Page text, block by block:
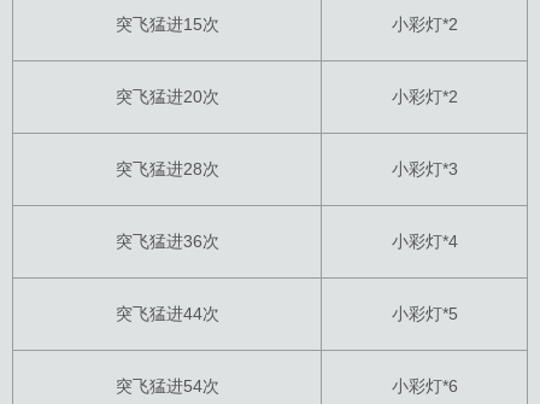
突飞猛进15次 小彩灯*2
突飞猛进20次 小彩灯*2
突飞猛进28次 小彩灯*3
突飞猛进36次 小彩灯*4
突飞猛进44次 小彩灯*5
突飞猛进54次 小彩灯*6